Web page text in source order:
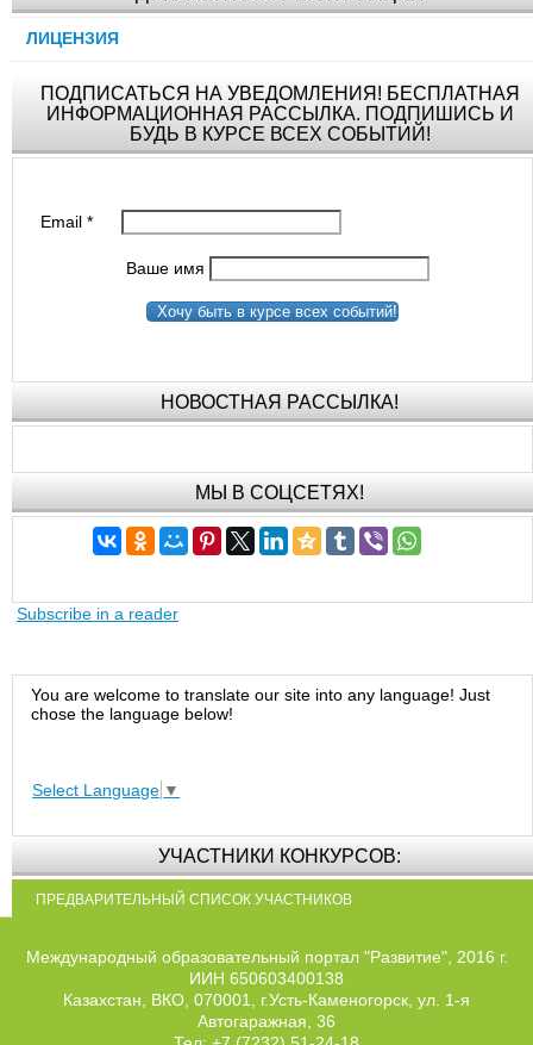
ЛИЦЕНЗИЯ
ПОДПИСАТЬСЯ НА УВЕДОМЛЕНИЯ! БЕСПЛАТНАЯ
ИНФОРМАЦИОННАЯ РАССЫЛКА. ПОДПИШИСЬ И
БУДЬ В КУРСЕ ВСЕХ СОБЫТИЙ!
Email*
Ваше имя
Хочу быть в курсе всех событий!
НОВОСТНАЯ РАССЫЛКА!
МЫ В СОЦСЕТЯХ!
Subscribe in a reader
You are welcome to translate our site into any language! Just
chose the language below!
Select Language ▼
УЧАСТНИКИ КОНКУРСОВ:
ПРЕДВАРИТЕЛЬНЫЙ СПИСОК УЧАСТНИКОВ
Международный образовательный портал "Развитие", 2016 г.
ИИН 650603400138
Казахстан, ВКО, 070001, г.Усть-Каменогорск, ул. 1-я
Автогаражная, 36